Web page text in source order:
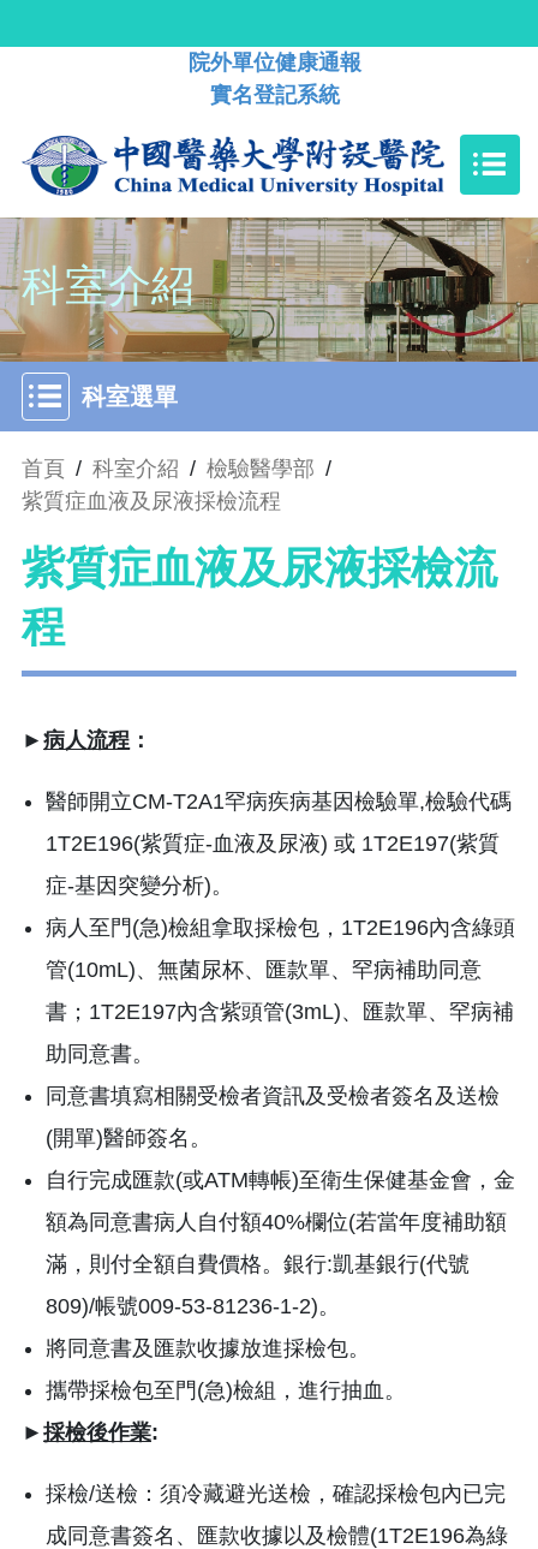
院外單位健康通報
實名登記系統
科室介紹
科室選單
首頁 / 科室介紹 / 檢驗醫學部 /
紫質症血液及尿液採檢流程
紫質症血液及尿液採檢流
程
► 病人流程 ：
醫師開立CM-T2A1罕病疾病基因檢驗單,檢驗代碼
1T2E196(紫質症-血液及尿液) 或 1T2E197(紫質
症-基因突變分析)。
病人至門(急)檢組拿取採檢包，1T2E196內含綠頭
管(10mL)、無菌尿杯、匯款單、罕病補助同意
書；1T2E197內含紫頭管(3mL)、匯款單、罕病補
助同意書。
同意書填寫相關受檢者資訊及受檢者簽名及送檢
(開單)醫師簽名。
自行完成匯款(或ATM轉帳)至衛生保健基金會，金
額為同意書病人自付額40%欄位(若當年度補助額
滿，則付全額自費價格。銀行:凱基銀行(代號
809)/帳號009-53-81236-1-2)。
將同意書及匯款收據放進採檢包。
攜帶採檢包至門(急)檢組，進行抽血。
► 採檢後作業:
採檢/送檢：須冷藏避光送檢，確認採檢包內已完
成同意書簽名、匯款收據以及檢體(1T2E196為綠